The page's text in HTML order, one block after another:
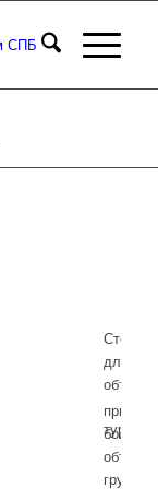
для
при
груза и
туре.